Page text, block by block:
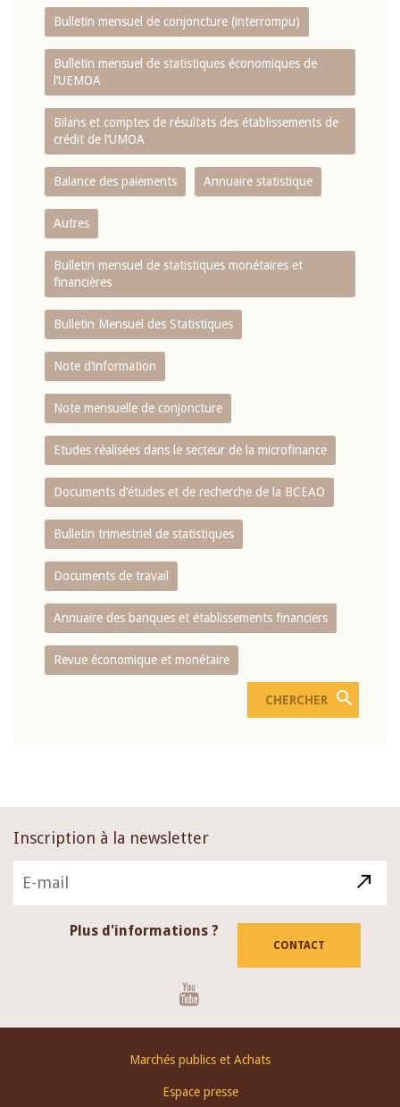
Bulletin mensuel de conjoncture (interrompu)
Bulletin mensuel de statistiques économiques de
l‘UEMOA
Bilans et comptes de résultats des établissements de
crédit de l‘UMOA
Balance des paiements Annuaire statistique
Autres
Bulletin mensuel de statistiques monétaires et
financières
Bulletin Mensuel des Statistiques
Note d’information
Note mensuelle de conjoncture
Etudes réalisées dans le secteur de la microfinance
Documents d’études et de recherche de la BCEAO
Bulletin trimestriel de statistiques
Documents de travail
Annuaire des banques et établissements financiers
Revue économique et monétaire
Inscription à la newsletter
Plus d'informations ?
CONTACT
Marchés publics et Achats
Espace presse